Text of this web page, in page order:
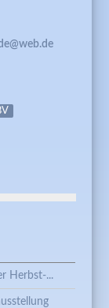
Herbst-...